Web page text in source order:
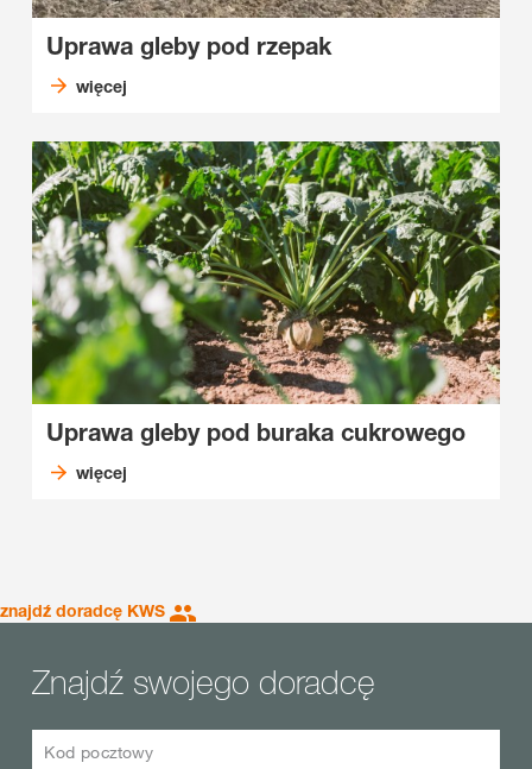
Uprawa gleby pod rzepak
więcej
Uprawa gleby pod buraka cukrowego
więcej
znajdź doradcę KWS
Znajdź swojego doradcę
Kod pocztowy